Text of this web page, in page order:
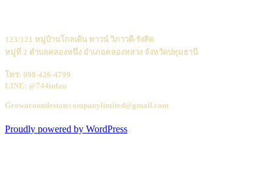
123/121 หมู่บ้านโกลเด้น ทาวน์ วิภาวดี-รังสิต
หมู่ที่ 2 ตำบลคลองหนึ่ง อำเภอคลองหลวง จังหวัดปทุมธานี
โทร: 098-426-4799
LINE: @744infau
Growaroundestatecompanylimited@gmail.com
Proudly powered by WordPress